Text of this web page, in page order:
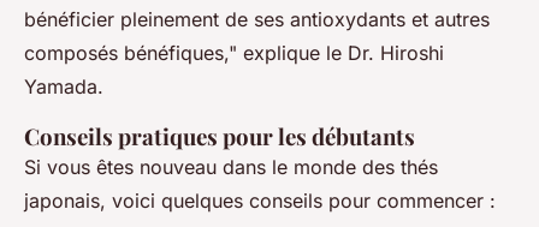
bénéficier pleinement de ses antioxydants et autres
composés bénéfiques," explique le Dr. Hiroshi
Yamada.
Conseils pratiques pour les débutants
Si vous êtes nouveau dans le monde des thés
japonais, voici quelques conseils pour commencer :